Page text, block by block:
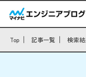
Top 記事一覧 検索